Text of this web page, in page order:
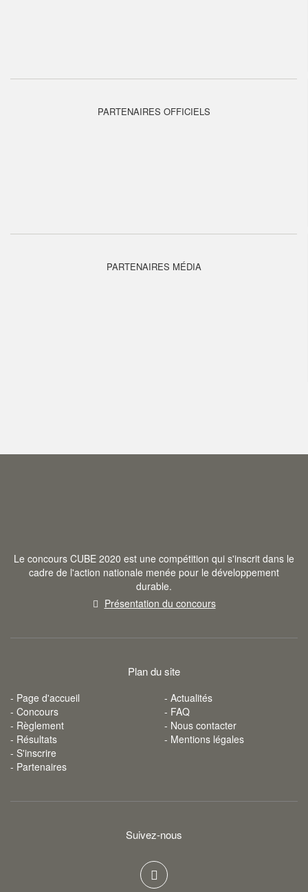
PARTENAIRES OFFICIELS
PARTENAIRES MÉDIA
Le concours CUBE 2020 est une compétition qui s'inscrit dans le
cadre de l'action nationale menée pour le développement
durable.
Présentation du concours
Plan du site
- Page d'accueil
- Concours
- Règlement
- Résultats
- S'inscrire
- Partenaires
- Actualités
- FAQ
- Nous contacter
- Mentions légales
Suivez-nous